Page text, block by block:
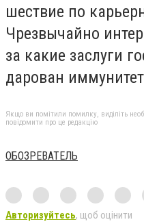
шествие по
Чрезвычайно
за какие заслуги
дарован
Якщо ви помітили помилку, виділіть
повідомити про це редакцію
ОБОЗРЕВАТЕЛЬ
Авторизуйтесь, щоб оцінити